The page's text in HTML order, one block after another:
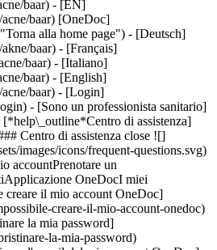
baar) - [EN]
baar) [OneDoc]
alla home page") - [Deutsch]
baar) - [Français]
baar) - [Italiano]
baar) - [English]
baar) - [Login]
- [Sono un professionista sanitario]
[*help\_outline*Centro di assistenza]
Centro di assistenza close ![]
images/icons/frequent-questions.svg)
accountPrenotare un
OneDocI miei
creare il mio account OneDoc]
creare-il-mio-account-onedoc)
la mia password]
la-mia-password)